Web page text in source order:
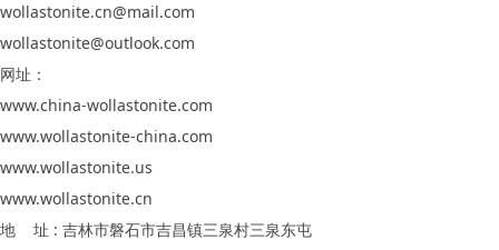
wollastonite.cn@mail.com
wollastonite@outlook.com
网址：
www.china-wollastonite.com
www.wollastonite-china.com
www.wollastonite.us
www.wollastonite.cn
地 址 : 吉林市磐石市吉昌镇三泉村三泉东屯